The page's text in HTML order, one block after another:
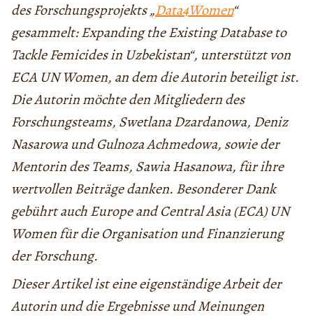
des Forschungsprojekts „Data4Women“
gesammelt: Expanding the Existing Database to
Tackle Femicides in Uzbekistan“, unterstützt von
ECA UN Women, an dem die Autorin beteiligt ist.
Die Autorin möchte den Mitgliedern des
Forschungsteams, Swetlana Dzardanowa, Deniz
Nasarowa und Gulnoza Achmedowa, sowie der
Mentorin des Teams, Sawia Hasanowa, für ihre
wertvollen Beiträge danken. Besonderer Dank
gebührt auch Europe and Central Asia (ECA) UN
Women für die Organisation und Finanzierung
der Forschung.
Dieser Artikel ist eine eigenständige Arbeit der
Autorin und die Ergebnisse und Meinungen